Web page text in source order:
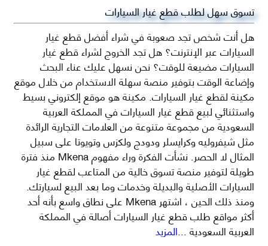
تسوق سهل لطلب قطع غيار السيارات
هل أنت شخص تجد صعوبة في شراء أفضل قطع غيار
السيارات عبر الإنترنت؟ هل تجد الخروج لشراء قطع غيار
السيارات مضيعة للوقت؟ نحن نسهل عليك عناء البحث
وإضاعة الوقت بتوفير منصة سهلة الاستخدام من خلال موقع
مكينة لقطع غيار السيارات. مكينة هو موقع إلكتروني بسيط
واستثنائي لبيع قطع غيار السيارات في المملكة العربية
السعودية من مجموعة متنوعة من العلامات التجارية الرائدة
مثل شيفروليه وكرايسلر ودودج ولكزس وتويوتا على سبيل
المثال لا الحصر. نشأت الفكرة وراء مفهوم Mkena منذ فترة
طويلة لتوفير منصة تسوق خالية من المتاعب لقطع غيار
السيارات الأصلية والبديلة وخدمات وما بعد البيع لسيارتك.
ومنذ ذلك الحين ، اشتهر Mkena على نطاق واسع بأنه أحد
أكثر مواقع طلب قطع غيار السيارات أصالة في المملكة
العربية السعودية...المزيد